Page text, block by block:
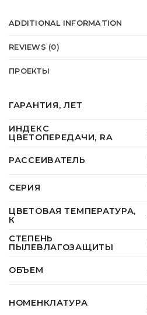
ADDITIONAL INFORMATION
REVIEWS (0)
ПРОЕКТЫ
ГАРАНТИЯ, ЛЕТ
ИНДЕКС
ЦВЕТОПЕРЕДАЧИ, RA
РАССЕИВАТЕЛЬ
СЕРИЯ
ЦВЕТОВАЯ ТЕМПЕРАТУРА,
К
СТЕПЕНЬ
ПЫЛЕВЛАГОЗАЩИТЫ
ОБЪЕМ
НОМЕНКЛАТУРА